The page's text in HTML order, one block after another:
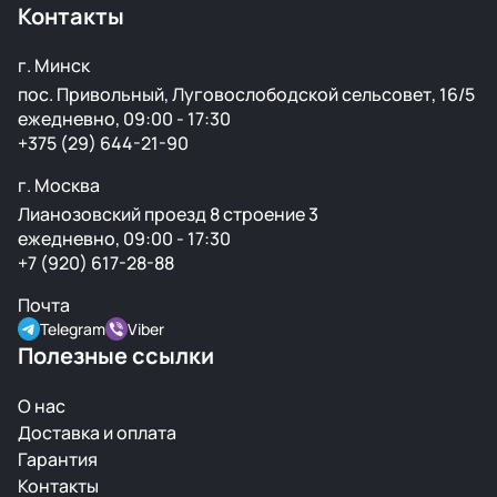
Контакты
г. Минск
пос. Привольный, Луговослободской сельсовет, 16/5
ежедневно, 09:00 - 17:30
+375 (29) 644-21-90
г. Москва
Лианозовский проезд 8 строение 3
ежедневно, 09:00 - 17:30
+7 (920) 617-28-88
Почта
Telegram Viber
Полезные ссылки
О нас
Доставка и оплата
Гарантия
Контакты